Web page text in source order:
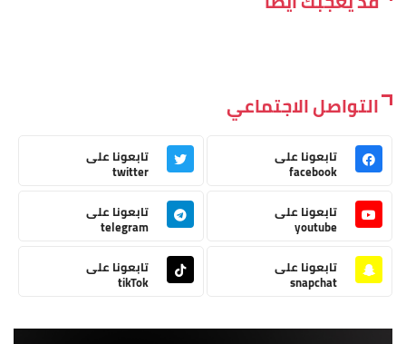
التواصل الاجتماعي
تابعونا على
facebook
تابعونا على
twitter
تابعونا على
youtube
تابعونا على
telegram
تابعونا على
snapchat
تابعونا على
tikTok